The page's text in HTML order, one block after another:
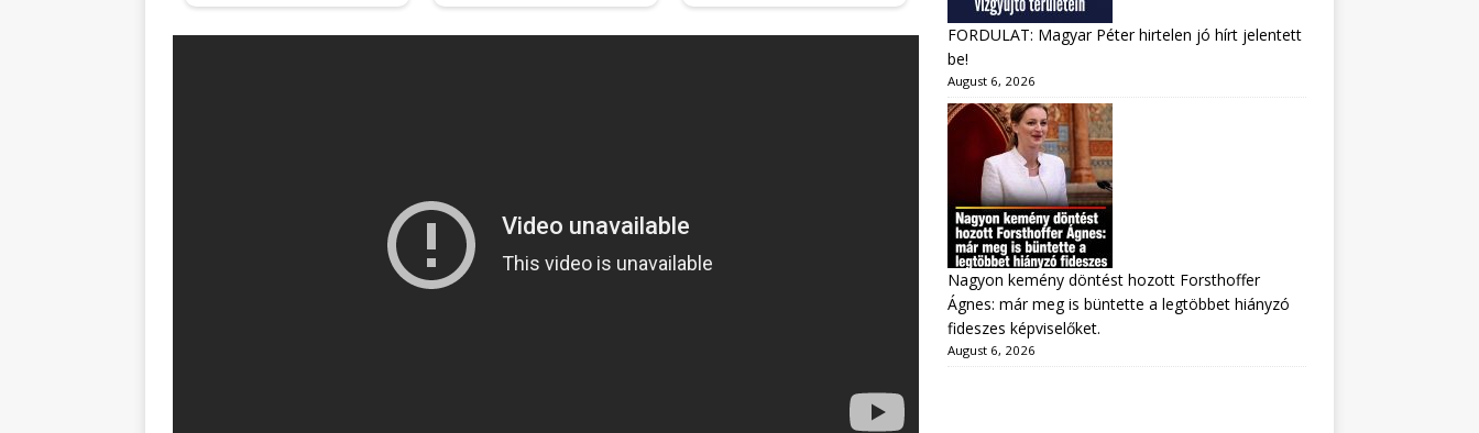
FORDULAT: Magyar Péter hirtelen jó hírt jelentett
be!
August 6, 2026
Nagyon kemény döntést hozott Forsthoffer
Ágnes: már meg is büntette a legtöbbet hiányzó
fideszes képviselőket.
August 6, 2026